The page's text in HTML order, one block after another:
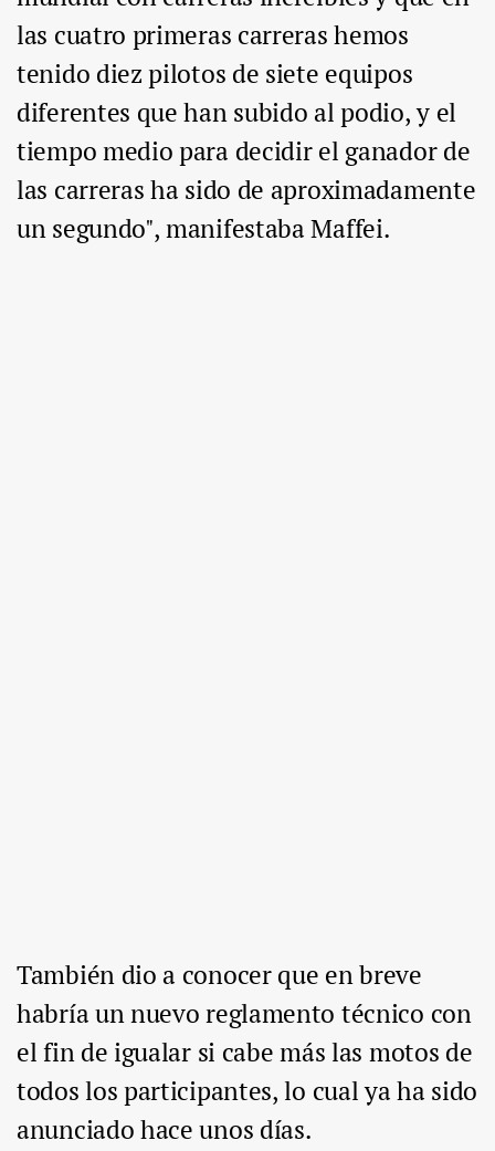
las cuatro primeras carreras hemos
tenido diez pilotos de siete equipos
diferentes que han subido al podio, y el
tiempo medio para decidir el ganador de
las carreras ha sido de aproximadamente
un segundo", manifestaba Maffei.
También dio a conocer que en breve
habría un nuevo reglamento técnico con
el fin de igualar si cabe más las motos de
todos los participantes, lo cual ya ha sido
anunciado hace unos días.